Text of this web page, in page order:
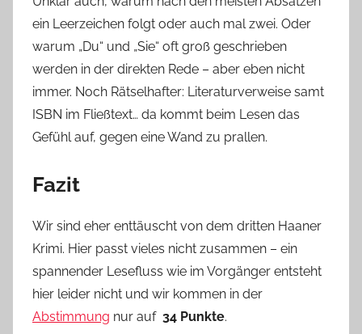
ein Leerzeichen folgt oder auch mal zwei. Oder
warum „Du“ und „Sie“ oft groß geschrieben
werden in der direkten Rede – aber eben nicht
immer. Noch Rätselhafter: Literaturverweise samt
ISBN im Fließtext… da kommt beim Lesen das
Gefühl auf, gegen eine Wand zu prallen.
Fazit
Wir sind eher enttäuscht von dem dritten Haaner
Krimi. Hier passt vieles nicht zusammen – ein
spannender Lesefluss wie im Vorgänger entsteht
hier leider nicht und wir kommen in der
Abstimmung nur auf 34 Punkte.